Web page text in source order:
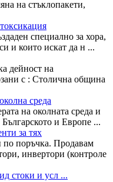
на стъклопакети,
специално за хора,
и които искат да н ...
дейност на
с : Столична община
среда
на околната среда и
и Европе ...
за тях
по поръчка. Продавам
инвертори (контроле
стоки и усл ...